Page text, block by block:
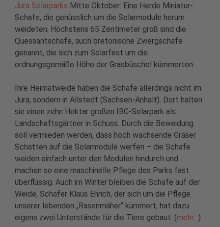
Jura Solarparks Mitte Oktober: Eine Herde Miniatur-
Schafe, die genüsslich um die Solarmodule herum
weideten. Höchstens 65 Zentimeter groß sind die
Quessantschafe, auch bretonische Zwergschafe
genannt, die sich zum Solarfest um die
ordnungsgemäße Höhe der Grasbüschel kümmerten.
Ihre Heimatweide haben die Schafe allerdings nicht im
Jura, sondern in Allstedt (Sachsen-Anhalt). Dort halten
sie einen zehn Hektar großen IBC-Solarpark als
Landschaftsgärtner in Schuss. Durch die Beweidung
soll vermieden werden, dass hoch wachsende Gräser
Schatten auf die Solarmodule werfen – die Schafe
weiden einfach unter den Modulen hindurch und
machen so eine maschinelle Pflege des Parks fast
überflüssig. Auch im Winter bleiben die Schafe auf der
Weide, Schäfer Klaus Ehrich, der sich um die Pflege
unserer lebenden „Rasenmäher“ kümmert, hat dazu
eigens zwei Unterstände für die Tiere gebaut. (mehr… )